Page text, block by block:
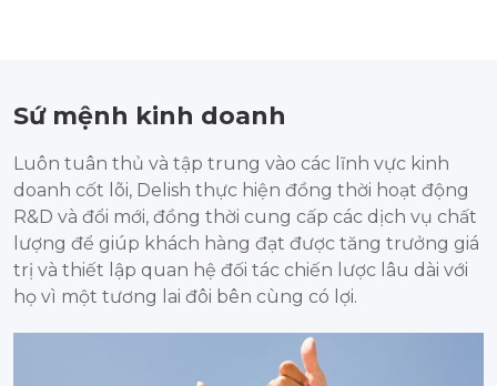
Sứ mệnh kinh doanh
Luôn tuân thủ và tập trung vào các lĩnh vực kinh
doanh cốt lõi, Delish thực hiện đồng thời hoạt động
R&D và đổi mới, đồng thời cung cấp các dịch vụ chất
lượng để giúp khách hàng đạt được tăng trưởng giá
trị và thiết lập quan hệ đối tác chiến lược lâu dài với
họ vì một tương lai đôi bên cùng có lợi.